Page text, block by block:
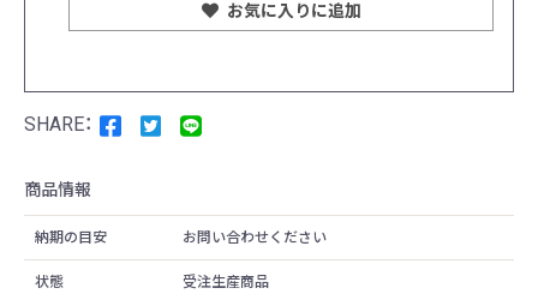
お気に入りに追加
商品情報
納期の目安 お問い合わせください
状態 受注生産商品